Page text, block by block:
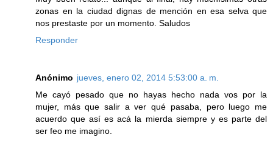
zonas en la ciudad dignas de mención en esa selva que
nos prestaste por un momento. Saludos
Responder
Anónimo jueves, enero 02, 2014 5:53:00 a. m.
Me cayó pesado que no hayas hecho nada vos por la
mujer, más que salir a ver qué pasaba, pero luego me
acuerdo que así es acá la mierda siempre y es parte del
ser feo me imagino.